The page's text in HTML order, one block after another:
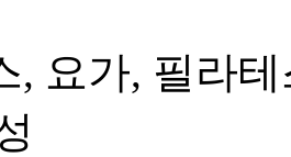
, 요가, 필라